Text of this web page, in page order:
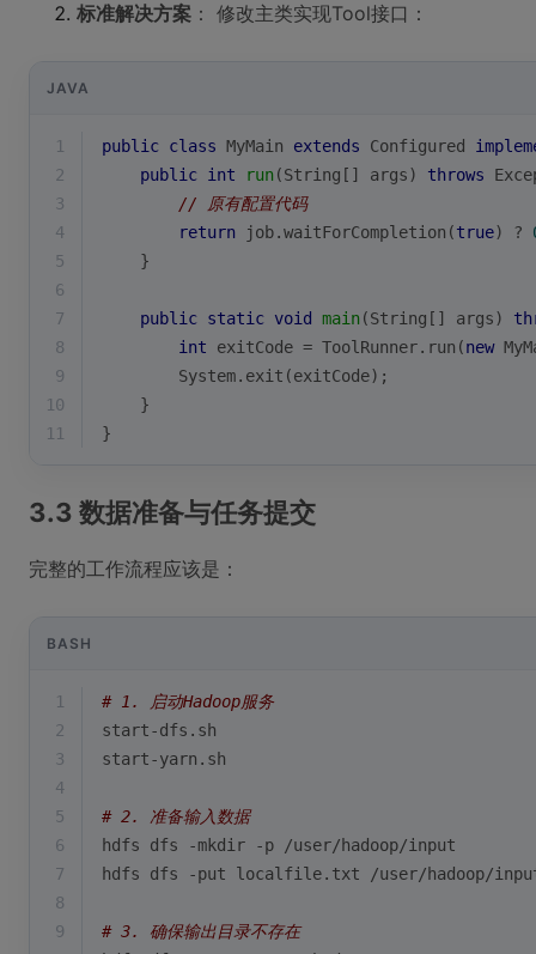
标准解决方案 ： 修改主类实现Tool接口：
JAVA
1 public class MyMain extends Configured
2
public int run(String[] args) throws
3
// 原有配置代码
4
return job.waitForCompletion(true) ?
5
    }
6
7
public static void main(String[] args)
8
int exitCode = ToolRunner.run(new
9
        System.exit(exitCode);
10
    }
11
}
3.3 数据准备与任务提交
完整的工作流程应该是：
BASH
1
# 1. 启动Hadoop服务
2
start-dfs.sh
3
start-yarn.sh
4
5
# 2. 准备输入数据
6
hdfs dfs -mkdir -p /user/hadoop/input
7
hdfs dfs -put localfile.txt /user/hadoop/
8
9
# 3. 确保输出目录不存在